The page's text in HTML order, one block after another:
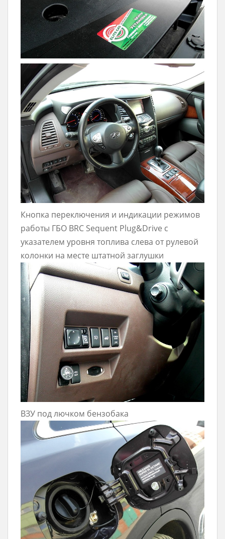
Кнопка переключения и индикации режимов
работы ГБО BRC Sequent Plug&Drive с
указателем уровня топлива слева от рулевой
колонки на месте штатной заглушки
ВЗУ под лючком бензобака